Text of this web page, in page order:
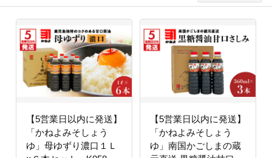
【5営業日以内に発送】
「かねよみそしょう
ゆ」母ゆずり濃口１Ｌ
【5営業日以内に発送】
「かねよみそしょう
ゆ」南国かごしまの蔵